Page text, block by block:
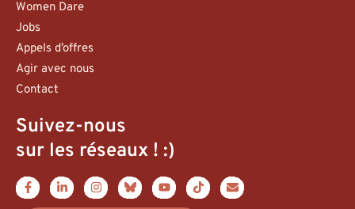
Women Dare
Jobs
Appels d’offres
Agir avec nous
Contact
Suivez-nous
sur les réseaux ! :)